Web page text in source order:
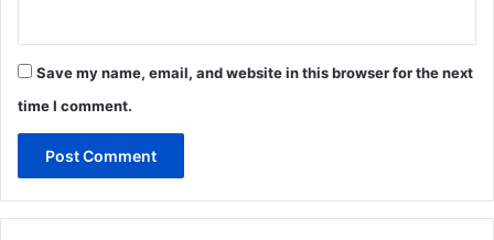
Save my name, email, and website in this browser for the next
time I comment.